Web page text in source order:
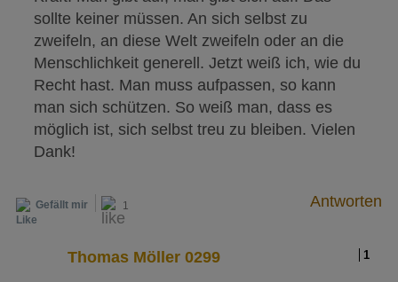
sollte keiner müssen. An sich selbst zu
zweifeln, an diese Welt zweifeln oder an die
Menschlichkeit generell. Jetzt weiß ich, wie du
Recht hast. Man muss aufpassen, so kann
man sich schützen. So weiß man, dass es
möglich ist, sich selbst treu zu bleiben. Vielen
Dank!
Gefällt mir 1 Antworten
1
Thomas Möller 0299